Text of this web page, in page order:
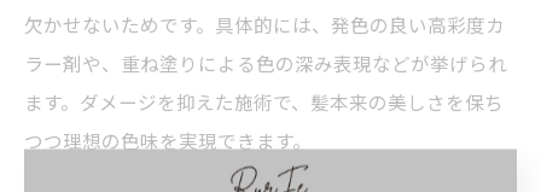
欠かせないためです。具体的には、発色の良い高彩度カ
ラー剤や、重ね塗りによる色の深み表現などが挙げられ
ます。ダメージを抑えた施術で、髪本来の美しさを保ち
つつ理想の色味を実現できます。